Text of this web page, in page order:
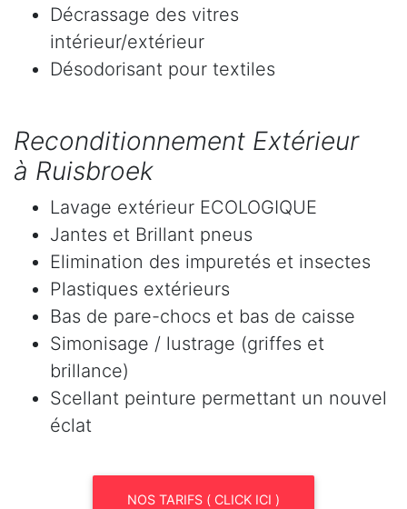
Décrassage des vitres
intérieur/extérieur
Désodorisant pour textiles
Reconditionnement Extérieur
à Ruisbroek
Lavage extérieur ECOLOGIQUE
Jantes et Brillant pneus
Elimination des impuretés et insectes
Plastiques extérieurs
Bas de pare-chocs et bas de caisse
Simonisage / lustrage (griffes et
brillance)
Scellant peinture permettant un nouvel
éclat
NOS TARIFS ( CLICK ICI )